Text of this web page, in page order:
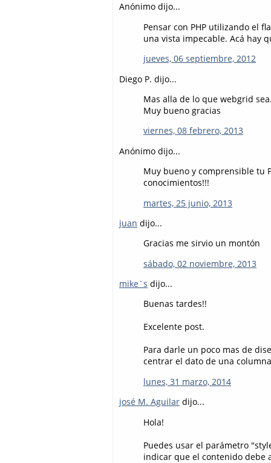
Anónimo dijo...
Pensar con PHP utilizando el
una vista impecable. Acá hay
jueves, 06 septiembre, 2012
Diego P. dijo...
Mas alla de lo que webgrid
Muy bueno gracias
viernes, 08 febrero, 2013
Anónimo dijo...
Muy bueno y comprensible tu
conocimientos!!!
martes, 25 junio, 2013
juan dijo...
Gracias me sirvio un montón
sábado, 02 noviembre, 2013
mike`s dijo...
Buenas tardes!!
Excelente post.
Para darle un poco mas de
centrar el dato de una
lunes, 31 marzo, 2014
josé M. Aguilar dijo...
Hola!
Puedes usar el parámetro
indicar que el contenido debe